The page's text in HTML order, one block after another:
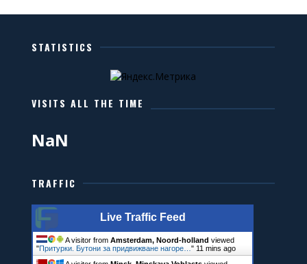
STATISTICS
VISITS ALL THE TIME
NaN
TRAFFIC
Live Traffic Feed
A visitor fromAmsterdam, Noord-holland viewed
"Притурки. Бутони за придвижване нагоре…" 11 mins ago